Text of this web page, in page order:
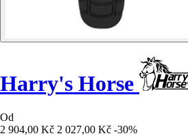
Harry's Horse
Od
2 904,00 Kč 2 027,00 Kč -30%